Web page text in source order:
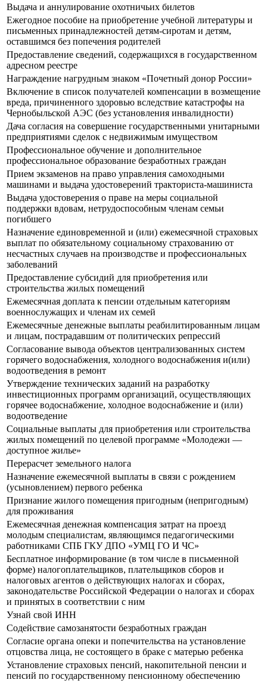
Выдача и аннулирование охотничьих билетов
Ежегодное пособие на приобретение учебной литературы и
письменных принадлежностей детям-сиротам и детям,
оставшимся без попечения родителей
Предоставление сведений, содержащихся в государственном
адресном реестре
Награждение нагрудным знаком «Почетный донор России»
Включение в список получателей компенсации в возмещение
вреда, причиненного здоровью вследствие катастрофы на
Чернобыльской АЭС (без установления инвалидности)
Дача согласия на совершение государственными унитарными
предприятиями сделок с недвижимым имуществом
Профессиональное обучение и дополнительное
профессиональное образование безработных граждан
Прием экзаменов на право управления самоходными
машинами и выдача удостоверений тракториста-машиниста
Выдача удостоверения о праве на меры социальной
поддержки вдовам, нетрудоспособным членам семьи
погибшего
Назначение единовременной и (или) ежемесячной страховых
выплат по обязательному социальному страхованию от
несчастных случаев на производстве и профессиональных
заболеваний
Предоставление субсидий для приобретения или
строительства жилых помещений
Ежемесячная доплата к пенсии отдельным категориям
военнослужащих и членам их семей
Ежемесячные денежные выплаты реабилитированным лицам
и лицам, пострадавшим от политических репрессий
Согласование вывода объектов централизованных систем
горячего водоснабжения, холодного водоснабжения и(или)
водоотведения в ремонт
Утверждение технических заданий на разработку
инвестиционных программ организаций, осуществляющих
горячее водоснабжение, холодное водоснабжение и (или)
водоотведение
Социальные выплаты для приобретения или строительства
жилых помещений по целевой программе «Молодежи —
доступное жилье»
Перерасчет земельного налога
Назначение ежемесячной выплаты в связи с рождением
(усыновлением) первого ребенка
Признание жилого помещения пригодным (непригодным)
для проживания
Ежемесячная денежная компенсация затрат на проезд
молодым специалистам, являющимся педагогическими
работниками СПБ ГКУ ДПО «УМЦ ГО И ЧС»
Бесплатное информирование (в том числе в письменной
форме) налогоплательщиков, плательщиков сборов и
налоговых агентов о действующих налогах и сборах,
законодательстве Российской Федерации о налогах и сборах
и принятых в соответствии с ним
Узнай свой ИНН
Содействие самозанятости безработных граждан
Согласие органа опеки и попечительства на установление
отцовства лица, не состоящего в браке с матерью ребенка
Установление страховых пенсий, накопительной пенсии и
пенсий по государственному пенсионному обеспечению